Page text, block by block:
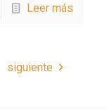
Leer más
siguiente